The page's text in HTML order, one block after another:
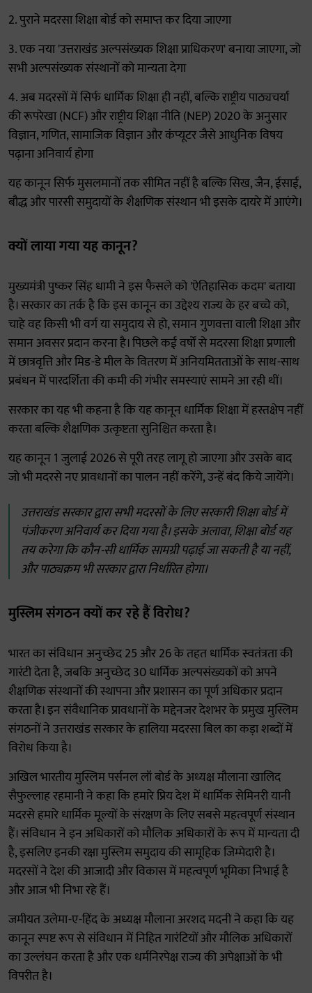
2. पुराने मदरसा शिक्षा बोर्ड को समाप्त कर दिया जाएगा
3. एक नया 'उत्तराखंड अल्पसंख्यक शिक्षा प्राधिकरण' बनाया जाएगा, जो
सभी अल्पसंख्यक संस्थानों को मान्यता देगा
4. अब मदरसों में सिर्फ धार्मिक शिक्षा ही नहीं, बल्कि राष्ट्रीय पाठ्यचर्या
की रूपरेखा (NCF) और राष्ट्रीय शिक्षा नीति (NEP) 2020 के अनुसार
विज्ञान, गणित, सामाजिक विज्ञान और कंप्यूटर जैसे आधुनिक विषय
पढ़ाना अनिवार्य होगा
यह कानून सिर्फ मुसलमानों तक सीमित नहीं है बल्कि सिख, जैन, ईसाई,
बौद्ध और पारसी समुदायों के शैक्षणिक संस्थान भी इसके दायरे में आएंगे।
क्यों लाया गया यह कानून?
मुख्यमंत्री पुष्कर सिंह धामी ने इस फैसले को 'ऐतिहासिक कदम' बताया
है। सरकार का तर्क है कि इस कानून का उद्देश्य राज्य के हर बच्चे को,
चाहे वह किसी भी वर्ग या समुदाय से हो, समान गुणवत्ता वाली शिक्षा और
समान अवसर प्रदान करना है। पिछले कई वर्षों से मदरसा शिक्षा प्रणाली
में छात्रवृत्ति और मिड-डे मील के वितरण में अनियमितताओं के साथ-साथ
प्रबंधन में पारदर्शिता की कमी की गंभीर समस्याएं सामने आ रही थीं।
सरकार का यह भी कहना है कि यह कानून धार्मिक शिक्षा में हस्तक्षेप नहीं
करता बल्कि शैक्षणिक उत्कृष्टता सुनिश्चित करता है।
यह कानून 1 जुलाई 2026 से पूरी तरह लागू हो जाएगा और उसके बाद
जो भी मदरसे नए प्रावधानों का पालन नहीं करेंगे, उन्हें बंद किये जायेंगे।
उत्तराखंड सरकार द्वारा सभी मदरसों के लिए सरकारी शिक्षा बोर्ड में
पंजीकरण अनिवार्य कर दिया गया है। इसके अलावा, शिक्षा बोर्ड यह
तय करेगा कि कौन-सी धार्मिक सामग्री पढ़ाई जा सकती है या नहीं,
और पाठ्यक्रम भी सरकार द्वारा निर्धारित होगा।
मुस्लिम संगठन क्यों कर रहे हैं विरोध?
भारत का संविधान अनुच्छेद 25 और 26 के तहत धार्मिक स्वतंत्रता की
गारंटी देता है, जबकि अनुच्छेद 30 धार्मिक अल्पसंख्यकों को अपने
शैक्षणिक संस्थानों की स्थापना और प्रशासन का पूर्ण अधिकार प्रदान
करता है। इन संवैधानिक प्रावधानों के मद्देनजर देशभर के प्रमुख मुस्लिम
संगठनों ने उत्तराखंड सरकार के हालिया मदरसा बिल का कड़ा शब्दों में
विरोध किया है।
अखिल भारतीय मुस्लिम पर्सनल लॉ बोर्ड के अध्यक्ष मौलाना खालिद
सैफुल्लाह रहमानी ने कहा कि हमारे प्रिय देश में धार्मिक सेमिनरी यानी
मदरसे हमारे धार्मिक मूल्यों के संरक्षण के लिए सबसे महत्वपूर्ण संस्थान
हैं। संविधान ने इन अधिकारों को मौलिक अधिकारों के रूप में मान्यता दी
है, इसलिए इनकी रक्षा मुस्लिम समुदाय की सामूहिक जिम्मेदारी है।
मदरसों ने देश की आजादी और विकास में महत्वपूर्ण भूमिका निभाई है
और आज भी निभा रहे हैं।
जमीयत उलेमा-ए-हिंद के अध्यक्ष मौलाना अरशद मदनी ने कहा कि यह
कानून स्पष्ट रूप से संविधान में निहित गारंटियों और मौलिक अधिकारों
का उल्लंघन करता है और एक धर्मनिरपेक्ष राज्य की अपेक्षाओं के भी
विपरीत है।